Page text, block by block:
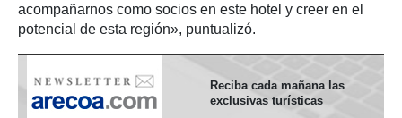
acompañarnos como socios en este hotel y creer en el
potencial de esta región», puntualizó.
Reciba cada mañana las
exclusivas turísticas